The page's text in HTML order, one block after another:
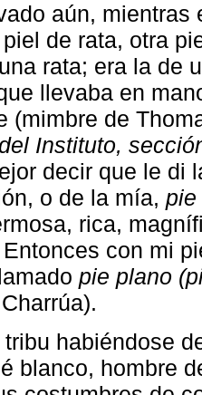
aún,
de rata, otra
rata; era la de
llevaba en
(mimbre de
Instituto,
decir que le di
o de la mía, pie
rica,
con mi
pie plano
tribu habiéndose
blanco, hombre